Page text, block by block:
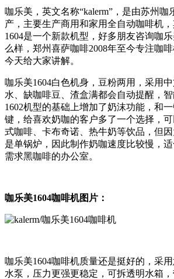
咖乐美，英文名称“kalerm”，是由苏州咖
产，主要生产商用和家用全自动咖啡机，
1604是一个新款机型，好多朋友咨询咖
么样，郑州喜萨咖啡2008年至今专注咖
今天给大家讲解。
咖乐美1604白色机身，豆粉两用，采用
水、缺咖啡豆、渣盒满都会自动提醒，
1602机型的基础上增加了奶沫功能，和
键，给喜欢奶咖的客户多了一个选择，
式咖啡、卡布奇诺、热牛奶等饮品，但
是单锅炉，因此制作奶咖速度比较慢，
需求黑咖啡的办公室。
咖乐美1604咖啡机图片：
咖乐美1604咖啡机质量还是挺好的，采
水泵，压力更强更稳定，可拆透明水箱